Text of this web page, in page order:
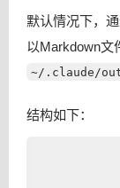
默认情况下，
以Markdown文
~/.claude/
结构如下：